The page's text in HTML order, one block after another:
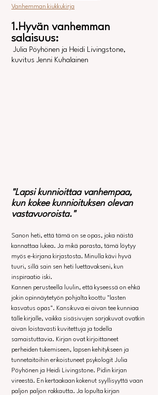
Vanhemman kiukkukirja
1.Hyvän vanhemman
salaisuus:
Julia Pöyhönen ja Heidi Livingstone,
kuvitus Jenni Kuhalainen
"Lapsi kunnioittaa vanhempaa,
kun kokee kunnioituksen olevan
vastavuoroista."
Sanon heti, että tämä on se opas, joka näistä
kannattaa lukea. Ja mikä parasta, tämä löytyy
myös e-kirjana kirjastosta. Minulla kävi hyvä
tuuri, sillä sain sen heti luettavakseni, kun
inspiraatio iski.
Kannen perusteella luulin, että kyseessä on ehkä
jokin opinnäytetyön pohjalta koottu "lasten
kasvatus opas". Kansikuva ei aivan tee kunniaa
tälle kirjalle, vaikka sisäsivujen sarjakuvat ovatkin
aivan loistavasti kuvitettuja ja todella
samaistuttavia. Kirjan ovat kirjoittaneet
perheiden tukemiseen, lapsen kehitykseen ja
tunnetaitoihin erikoistuneet psykologit Julia
Pöyhönen ja Heidi Livingstone. Pidin kirjan
vireestä. En kertaakaan kokenut syyllisyyttä vaan
paljon paljon rakkautta. Ja lopulta kirjan